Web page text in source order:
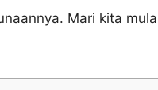
Mari kita